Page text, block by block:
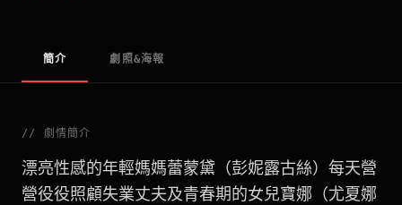
簡介 劇照&海報
// 劇情簡介
漂亮性感的年輕媽媽蕾蒙黛（彭妮露古絲）每天營
營役役照顧失業丈夫及青春期的女兒寶娜（尤夏娜